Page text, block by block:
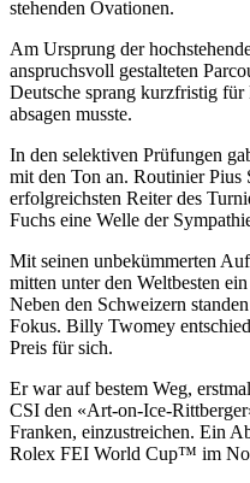
stehenden Ovationen.
Am Ursprung der
anspruchsvoll gestalteten
Deutsche sprang kurzfristig
absagen musste.
In den selektiven Prüfungen
mit den Ton an. Routinier Pius
erfolgreichsten Reiter des
Fuchs eine Welle der
Mit seinen unbekümmerten
mitten unter den Weltbesten
Neben den Schweizern
Fokus. Billy Twomey
Preis für sich.
Er war auf bestem Weg,
CSI den «Art-on-Ice-
Franken, einzustreichen. Ein
Rolex FEI World Cup™ im